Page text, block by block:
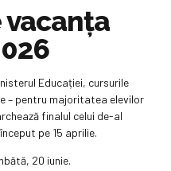
vacanța
Educației, cursurile
– pentru majoritatea elevilor
finalul celui de-al
pe 15 aprilie.
20 iunie.